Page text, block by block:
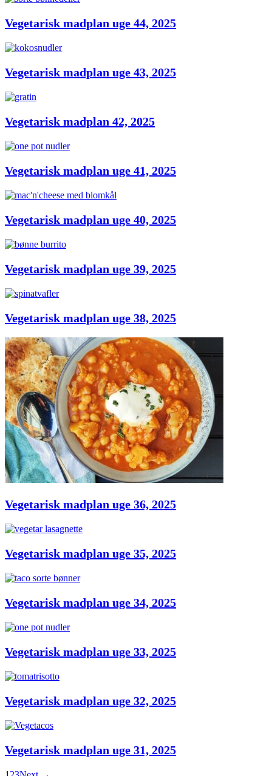
Vegetarisk madplan uge 44, 2025
Vegetarisk madplan uge 43, 2025
Vegetarisk madplan 42, 2025
Vegetarisk madplan uge 41, 2025
Vegetarisk madplan uge 40, 2025
Vegetarisk madplan uge 39, 2025
Vegetarisk madplan uge 38, 2025
Vegetarisk madplan uge 36, 2025
Vegetarisk madplan uge 35, 2025
Vegetarisk madplan uge 34, 2025
Vegetarisk madplan uge 33, 2025
Vegetarisk madplan uge 32, 2025
Vegetarisk madplan uge 31, 2025